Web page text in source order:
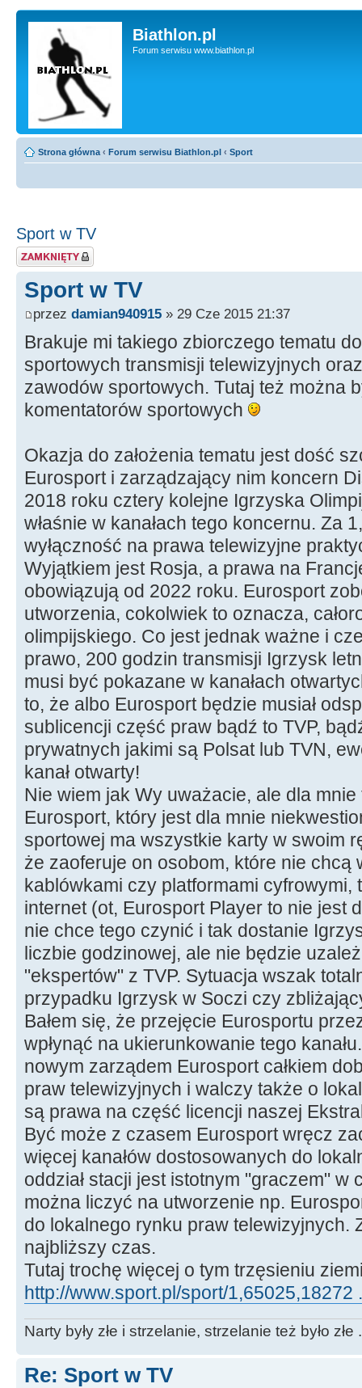
Biathlon.pl
Forum serwisu www.biathlon.pl
Strona główna ‹ Forum serwisu Biathlon.pl ‹ Sport
Sport w TV
Zablokowany temat
Sport w TV
przez damian940915 » 29 Cze 2015 21:37
Brakuje mi takiego zbiorczego tematu
sportowych transmisji telewizyjnych
zawodów sportowych. Tutaj też można
komentatorów sportowych
Okazja do założenia tematu jest dość
Eurosport i zarządzający nim koncern
2018 roku cztery kolejne Igrzyska
właśnie w kanałach tego koncernu. Za
wyłączność na prawa telewizyjne
Wyjątkiem jest Rosja, a prawa na
obowiązują od 2022 roku. Eurosport
utworzenia, cokolwiek to oznacza,
olimpijskiego. Co jest jednak ważne i
prawo, 200 godzin transmisji Igrzysk
musi być pokazane w kanałach
to, że albo Eurosport będzie musiał
sublicencji część praw bądź to TVP,
prywatnych jakimi są Polsat lub TVN,
kanał otwarty!
Nie wiem jak Wy uważacie, ale dla
Eurosport, który jest dla mnie
sportowej ma wszystkie karty w swoim
że zaoferuje on osobom, które nie chcą
kablówkami czy platformami cyfrowymi,
internet (ot, Eurosport Player to nie jest
nie chce tego czynić i tak dostanie
liczbie godzinowej, ale nie będzie
"ekspertów" z TVP. Sytuacja wszak
przypadku Igrzysk w Soczi czy
Bałem się, że przejęcie Eurosportu
wpłynąć na ukierunkowanie tego
nowym zarządem Eurosport całkiem
praw telewizyjnych i walczy także o
są prawa na część licencji naszej
Być może z czasem Eurosport wręcz
więcej kanałów dostosowanych do
oddział stacji jest istotnym "graczem" w
można liczyć na utworzenie np.
do lokalnego rynku praw telewizyjnych.
najbliższy czas.
Tutaj trochę więcej o tym trzęsieniu
http://www.sport.pl/sport/1,65025,18272
Narty były złe i strzelanie, strzelanie też było złe
Re: Sport w TV